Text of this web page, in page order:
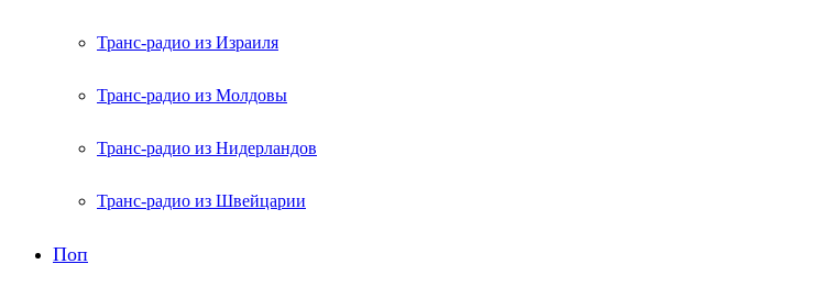
Транс-радио из Израиля
Транс-радио из Молдовы
Транс-радио из Нидерландов
Транс-радио из Швейцарии
Поп